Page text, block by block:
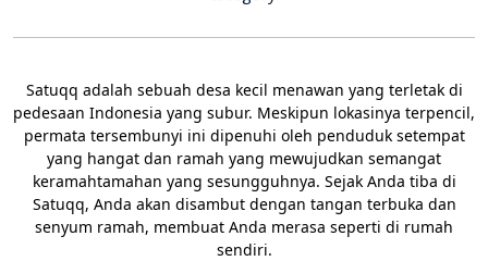
Satuqq adalah sebuah desa kecil menawan yang terletak di
pedesaan Indonesia yang subur. Meskipun lokasinya terpencil,
permata tersembunyi ini dipenuhi oleh penduduk setempat
yang hangat dan ramah yang mewujudkan semangat
keramahtamahan yang sesungguhnya. Sejak Anda tiba di
Satuqq, Anda akan disambut dengan tangan terbuka dan
senyum ramah, membuat Anda merasa seperti di rumah
sendiri.